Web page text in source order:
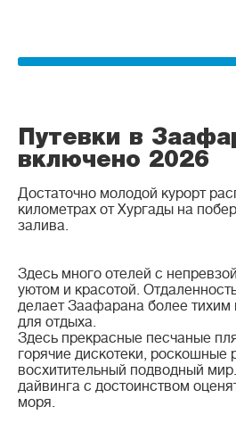
Путевки в
включено 2026
Достаточно молодой курорт
километрах от Хургады на
залива.
Здесь много отелей с
уютом и красотой.
делает Заафарана более
для отдыха.
Здесь прекрасные песчаные
горячие дискотеки, роскошные
восхитительный подводный
дайвинга с достоинством
моря.